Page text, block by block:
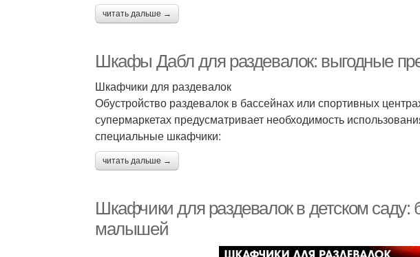
читать дальше →
Шкафы Дабл для раздевалок: выгодные
Шкафчики для раздевалок
Обустройство раздевалок в бассейнах или спортивных
супермаркетах предусматривает необходимость
специальные шкафчики:
читать дальше →
Шкафчики для раздевалок в детском саду:
малышей